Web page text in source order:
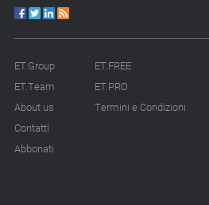
scorte
Gramegna (ERG):
«Valutare gli impatti ESG
degli investimenti»
Tornano le Settimane
ET.Group
ET.Team
About us
Contatti
Abbonati
ET.FREE
ET.PRO
Termini e Condizioni